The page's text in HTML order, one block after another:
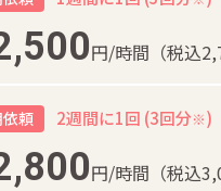
円/時間 （税込
頼 2週間に1回 (3回分※)
円/時間 （税込